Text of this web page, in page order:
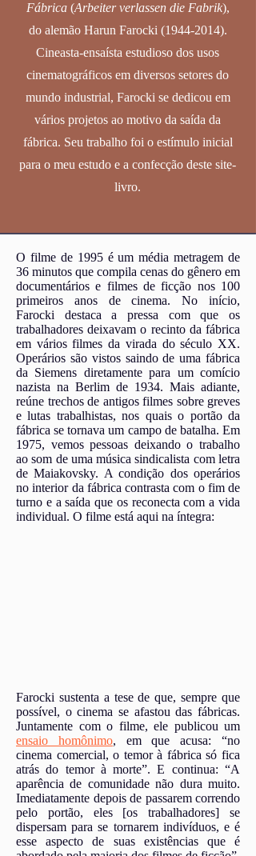
Fábrica(Arbeiter verlassen die Fabrik),
do alemão Harun Farocki (1944-2014).
Cineasta-ensaísta estudioso dos usos
cinematográficos em diversos setores do
mundo industrial, Farocki se dedicou em
vários projetos ao motivo da saída da
fábrica. Seu trabalho foi o estímulo inicial
para o meu estudo e a confecção deste site-
livro.
O filme de 1995 é um média metragem de
36 minutos que compila cenas do gênero em
documentários e filmes de ficção nos 100
primeiros anos de cinema. No início,
Farocki destaca a pressa com que os
trabalhadores deixavam o recinto da fábrica
em vários filmes da virada do século XX.
Operários são vistos saindo de uma fábrica
da Siemens diretamente para um comício
nazista na Berlim de 1934. Mais adiante,
reúne trechos de antigos filmes sobre greves
e lutas trabalhistas, nos quais o portão da
fábrica se tornava um campo de batalha. Em
1975, vemos pessoas deixando o trabalho
ao som de uma música sindicalista com letra
de Maiakovsky. A condição dos operários
no interior da fábrica contrasta com o fim de
turno e a saída que os reconecta com a vida
individual. O filme está aqui na íntegra:
Farocki sustenta a tese de que, sempre que
possível, o cinema se afastou das fábricas.
Juntamente com o filme, ele publicou um
ensaio homônimo, em que acusa: “no
cinema comercial, o temor à fábrica só fica
atrás do temor à morte”. E continua: “A
aparência de comunidade não dura muito.
Imediatamente depois de passarem correndo
pelo portão, eles [os trabalhadores] se
dispersam para se tornarem indivíduos, e é
esse aspecto de suas existências que é